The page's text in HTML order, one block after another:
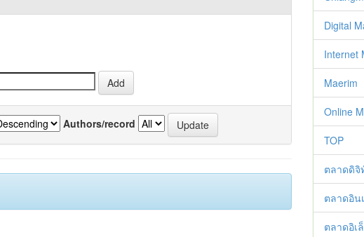
Authors/record
Digital
Internet
Maerim
Online
TOP
ตลาดดิจิ
ตลาดอิน
ตลาดอิเ